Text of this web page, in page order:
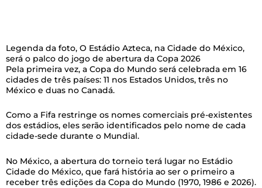
Legenda da foto, O Estádio Azteca, na Cidade do México,
será o palco do jogo de abertura da Copa 2026
Pela primeira vez, a Copa do Mundo será celebrada em 16
cidades de três países: 11 nos Estados Unidos, três no
México e duas no Canadá.
Como a Fifa restringe os nomes comerciais pré-existentes
dos estádios, eles serão identificados pelo nome de cada
cidade-sede durante o Mundial.
No México, a abertura do torneio terá lugar no Estádio
Cidade do México, que fará história ao ser o primeiro a
receber três edições da Copa do Mundo (1970, 1986 e 2026).